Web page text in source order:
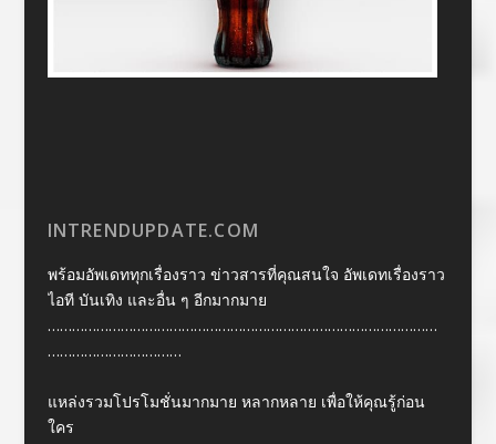
INTRENDUPDATE.COM
พร้อมอัพเดททุกเรื่องราว ข่าวสารที่คุณสนใจ อัพเดทเรื่องราว
ไอที บันเทิง และอื่น ๆ อีกมากมาย
……………………………………………………………………………………
……………………………
แหล่งรวมโปรโมชั่นมากมาย หลากหลาย เพื่อให้คุณรู้ก่อน
ใคร